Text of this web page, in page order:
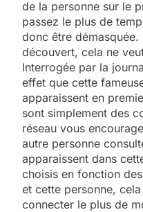
de la personne sur le
passez le plus de
donc être
découvert, cela ne
Interrogée par la
effet que cette
apparaissent en
sont simplement des
réseau vous
autre personne
apparaissent dans
choisis en fonction
et cette personne,
connecter le plus de